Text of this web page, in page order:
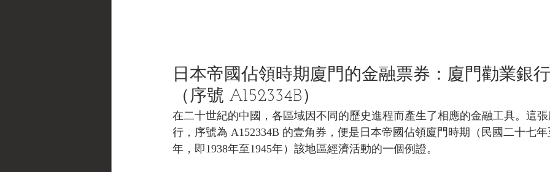
日本帝國佔領時期廈門的金融票券：廈門勸業銀
（序號 A152334B）
在二十世紀的中國，各區域因不同的歷史進程而產生了相應的金融工具。這
行，序號為 A152334B 的壹角券，便是日本帝國佔領廈門時期（民國二十七
年，即1938年至1945年）該地區經濟活動的一個例證。